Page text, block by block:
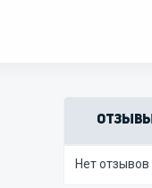
Нет отзывов